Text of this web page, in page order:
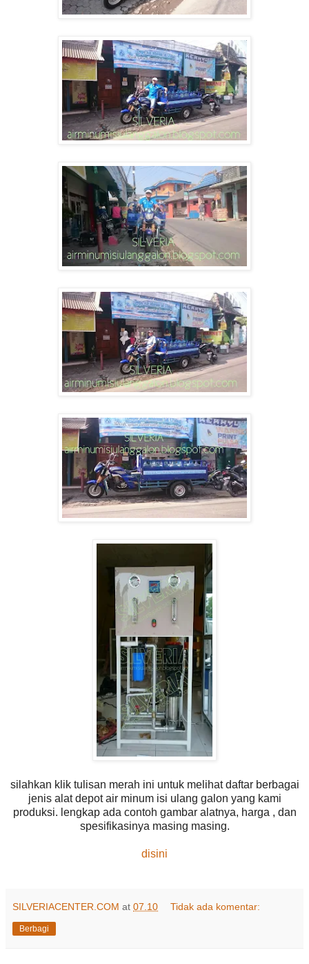
silahkan klik tulisan merah ini untuk melihat daftar berbagai
jenis alat depot air minum isi ulang galon yang kami
produksi. lengkap ada contoh gambar alatnya, harga , dan
spesifikasinya masing masing.
07.10
Berbagi